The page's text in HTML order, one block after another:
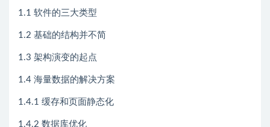
1.1 软件的三大类型
1.2 基础的结构并不简
1.3 架构演变的起点
1.4 海量数据的解决方案
1.4.1 缓存和页面静态化
1.4.2 数据库优化